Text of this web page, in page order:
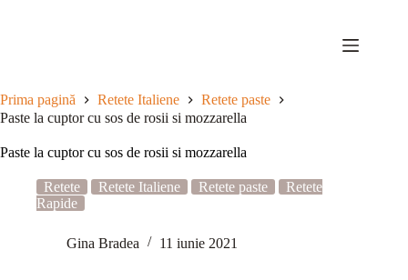
Prima pagină Retete Italiene
Retete paste
Paste la cuptor cu sos de rosii si mozzarella
Paste la cuptor cu sos de rosii si mozzarella
Retete Retete Italiene Retete paste
Retete
Rapide
Gina Bradea 11 iunie 2021